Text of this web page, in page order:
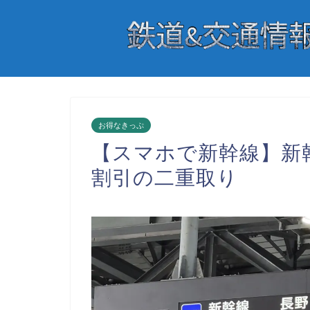
お得なきっぷ
【スマホで新幹線】
割引の二重取り